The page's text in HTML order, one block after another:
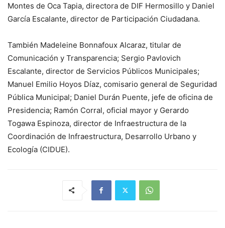
Montes de Oca Tapia, directora de DIF Hermosillo y Daniel
García Escalante, director de Participación Ciudadana.
También Madeleine Bonnafoux Alcaraz, titular de
Comunicación y Transparencia; Sergio Pavlovich
Escalante, director de Servicios Públicos Municipales;
Manuel Emilio Hoyos Díaz, comisario general de Seguridad
Pública Municipal; Daniel Durán Puente, jefe de oficina de
Presidencia; Ramón Corral, oficial mayor y Gerardo
Togawa Espinoza, director de Infraestructura de la
Coordinación de Infraestructura, Desarrollo Urbano y
Ecología (CIDUE).